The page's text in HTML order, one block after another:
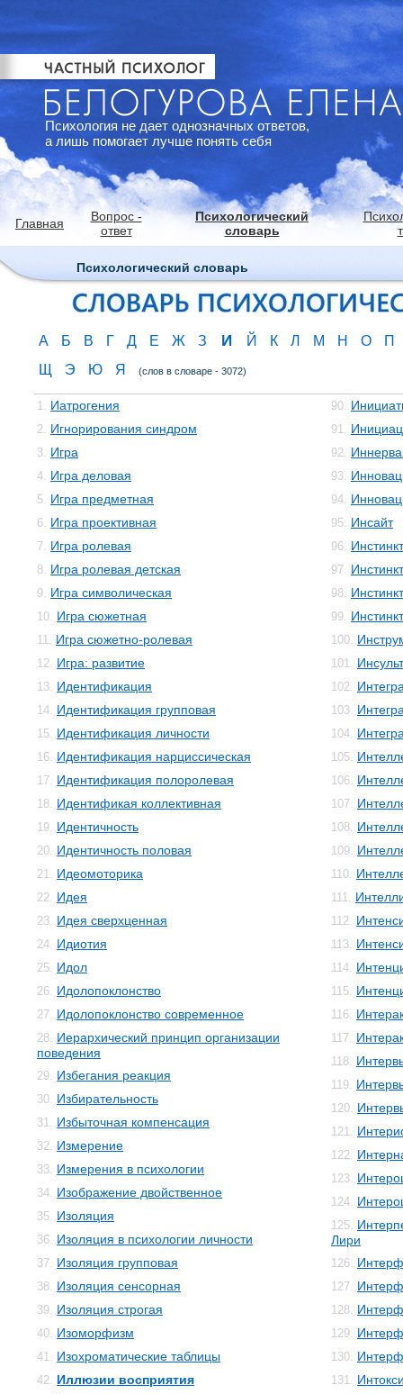
Психология не дает однозначных ответов,
а лишь помогает лучше понять себя
Главная
Вопрос -
ответ
Психологический
словарь
Психологический словарь
А Б В Г Д Е Ж З И Й К Л М Н О
П
Щ
Э Ю Я (слов в словаре - 3072)
1. Иатрогения
2. Игнорирования синдром
3. Игра
4. Игра деловая
5. Игра предметная
6. Игра проективная
7. Игра ролевая
8. Игра ролевая детская
9. Игра символическая
10. Игра сюжетная
11. Игра сюжетно-ролевая
12. Игра: развитие
13. Идентификация
14. Идентификация групповая
15. Идентификация личности
16. Идентификация нарциссическая
17. Идентификация полоролевая
18. Идентификая коллективная
19. Идентичность
20. Идентичность половая
21. Идеомоторика
22. Идея
23. Идея сверхценная
24. Идиотия
25. Идол
26. Идолопоклонство
27. Идолопоклонство современное
28. Иерархический принцип организации
поведения
29. Избегания реакция
30. Избирательность
31. Избыточная компенсация
32. Измерение
33. Измерения в психологии
34. Изображение двойственное
35. Изоляция
36. Изоляция в психологии личности
37. Изоляция групповая
38. Изоляция сенсорная
39. Изоляция строгая
40. Изоморфизм
41. Изохроматические таблицы
42. Иллюзии восприятия
90.
91.
92.
93.
94.
95. Инсайт
96. Инстинкт
97.
98.
99.
100.
101. Инсульт
102.
103.
104.
105.
106.
107.
108.
109.
110.
111.
112.
113.
114.
115.
116.
117.
118.
119.
120.
121.
122.
123.
124.
125.
Лири
126.
127.
128.
129.
130.
131.